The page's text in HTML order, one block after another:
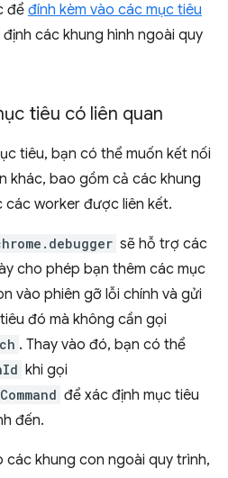
để đính kèm vào các mục tiêu
định các khung hình ngoài quy
tiêu có liên quan
tiêu, bạn có thể muốn kết nối
khác, bao gồm cả các khung
worker được liên kết.
sẽ hỗ trợ các
cho phép bạn thêm các mục
vào phiên gỡ lỗi chính và gửi
đó mà không cần gọi
. Thay vào đó, bạn có thể
khi gọi
để xác định mục tiêu
đến.
khung con ngoài quy trình,